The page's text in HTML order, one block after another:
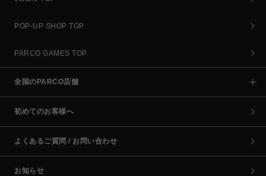
POP-UP SHOP TOP
PARCO GAMES TOP
全国のPARCO店舗
初めてのお客様へ
よくあるご質問 / お問い合わせ
お知らせ